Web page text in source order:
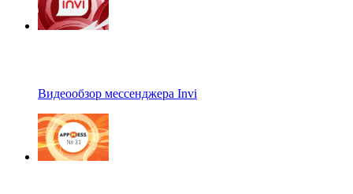
Видеообзор мессенджера Invi